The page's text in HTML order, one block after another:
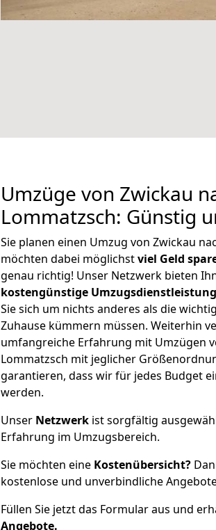
Umzüge von Zwickau
Lommatzsch: Günstig
Sie planen einen Umzug von Zwickau
möchten dabei möglichstviel Geld
genau richtig! Unser Netzwerk bieten
kostengünstige
Sie sich um nichts anderes als die
Zuhause kümmern müssen. Weiterhin
umfangreiche Erfahrung mit Umzügen
Lommatzsch mit jeglicher
garantieren, dass wir für jedes Budget
werden.
Unser Netzwerk ist sorgfältig
Erfahrung im Umzugsbereich.
Sie möchten eine Kostenübersicht?
kostenlose und unverbindliche
Füllen Sie jetzt das Formular aus und
Angebote.